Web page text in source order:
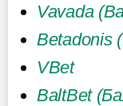
Vavada
Betadonis
VBet
BaltBet